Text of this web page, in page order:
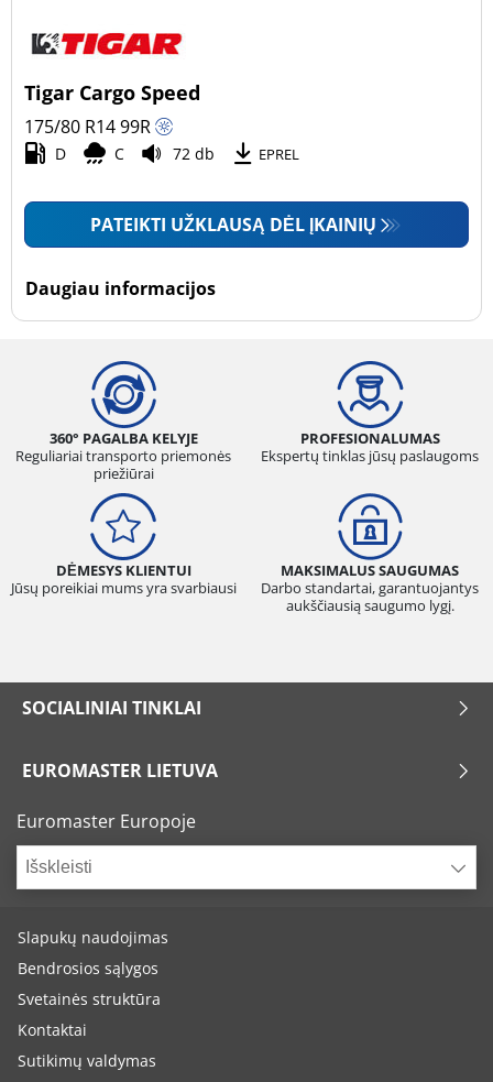
Tigar Cargo Speed
175/80 R1499R
D C 72 db EPREL
PATEIKTI UŽKLAUSĄ DĖL ĮKAINIŲ
Daugiau informacijos
360° PAGALBA KELYJE
Reguliariai transporto priemonės
priežiūrai
PROFESIONALUMAS
Ekspertų tinklas jūsų paslaugoms
DĖMESYS KLIENTUI
Jūsų poreikiai mums yra svarbiausi
MAKSIMALUS SAUGUMAS
Darbo standartai, garantuojantys
aukščiausią saugumo lygį.
SOCIALINIAI TINKLAI
EUROMASTER LIETUVA
Euromaster Europoje
Išskleisti
Slapukų naudojimas
Bendrosios sąlygos
Svetainės struktūra
Kontaktai
Sutikimų valdymas